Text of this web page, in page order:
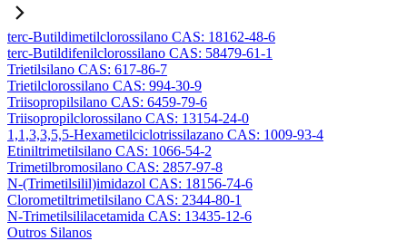
terc-Butildimetilclorossilano CAS: 18162-48-6
terc-Butildifenilclorossilano CAS: 58479-61-1
Trietilsilano CAS: 617-86-7
Trietilclorossilano CAS: 994-30-9
Triisopropilsilano CAS: 6459-79-6
Triisopropilclorossilano CAS: 13154-24-0
1,1,3,3,5,5-Hexametilciclotrissilazano CAS: 1009-93-4
Etiniltrimetilsilano CAS: 1066-54-2
Trimetilbromosilano CAS: 2857-97-8
N-(Trimetilsilil)imidazol CAS: 18156-74-6
Clorometiltrimetilsilano CAS: 2344-80-1
N-Trimetilsililacetamida CAS: 13435-12-6
Outros Silanos